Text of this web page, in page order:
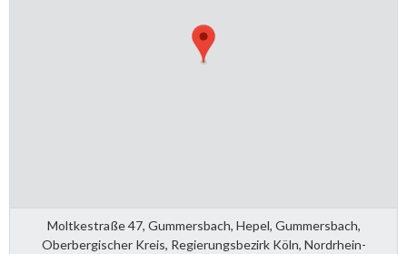
Moltkestraße 47, Gummersbach, Hepel, Gummersbach,
Oberbergischer Kreis, Regierungsbezirk Köln, Nordrhein-